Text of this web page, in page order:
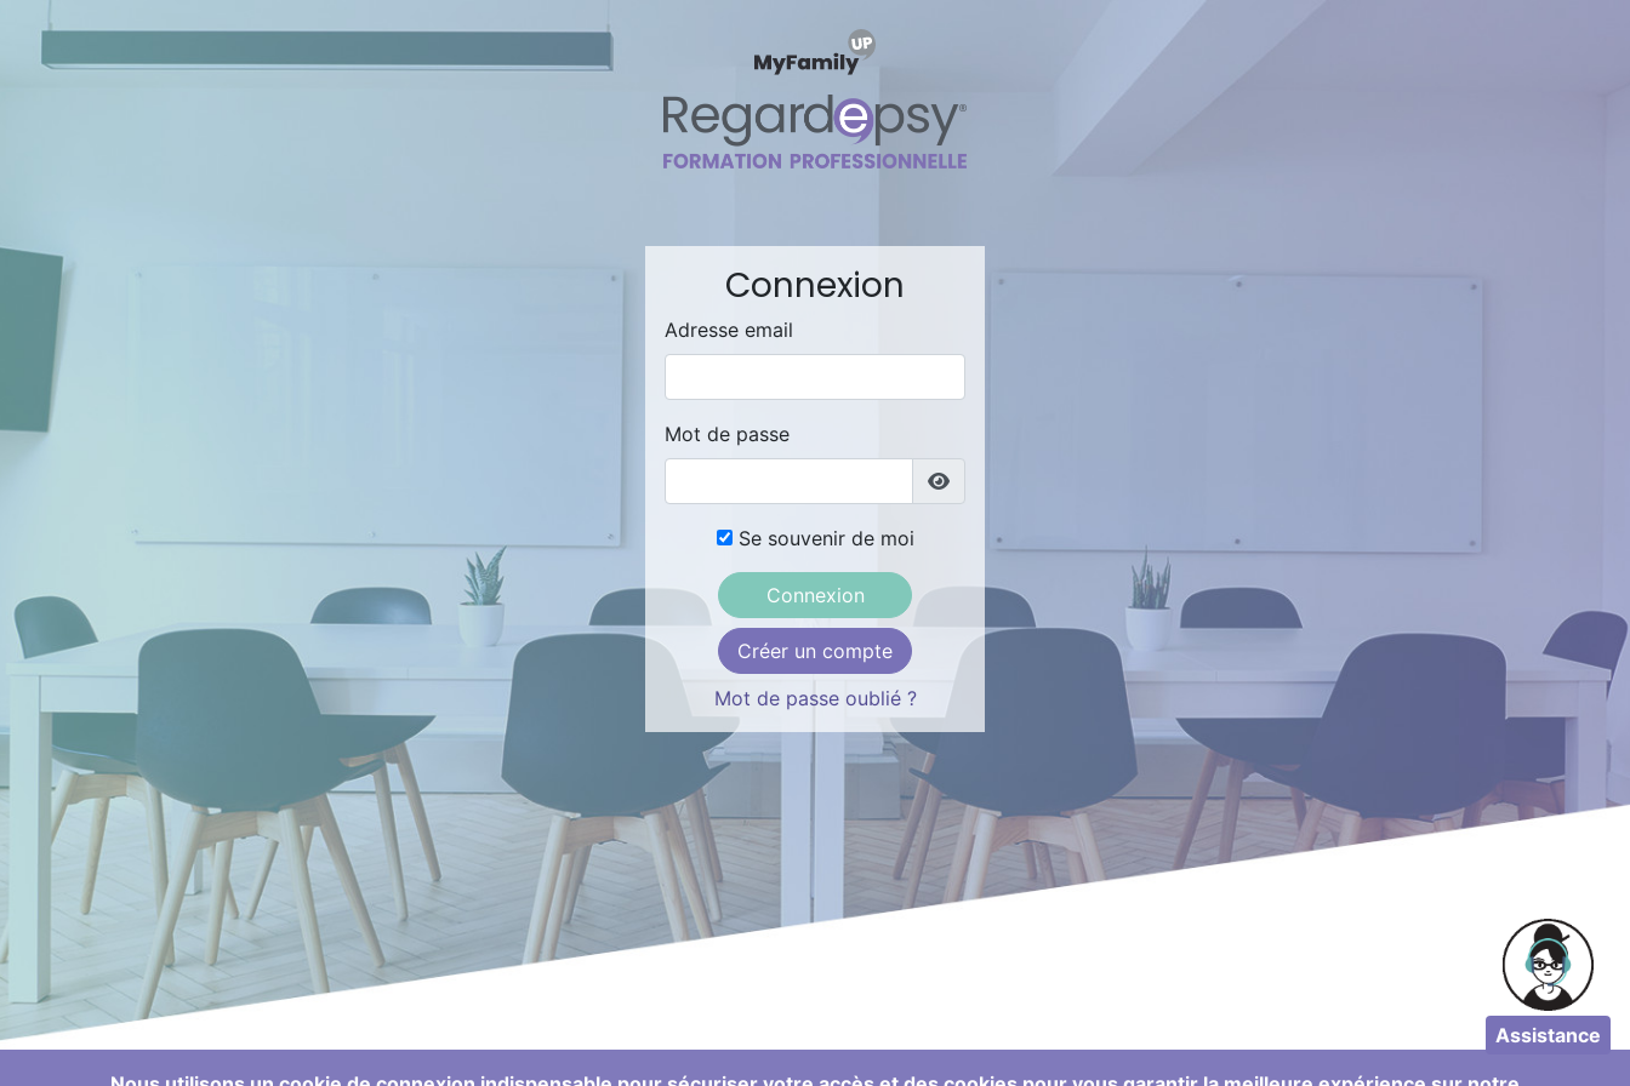
Connexion
Adresse email
Mot de passe
Se souvenir de moi
Créer un compte
Mot de passe oublié ?
Assistance